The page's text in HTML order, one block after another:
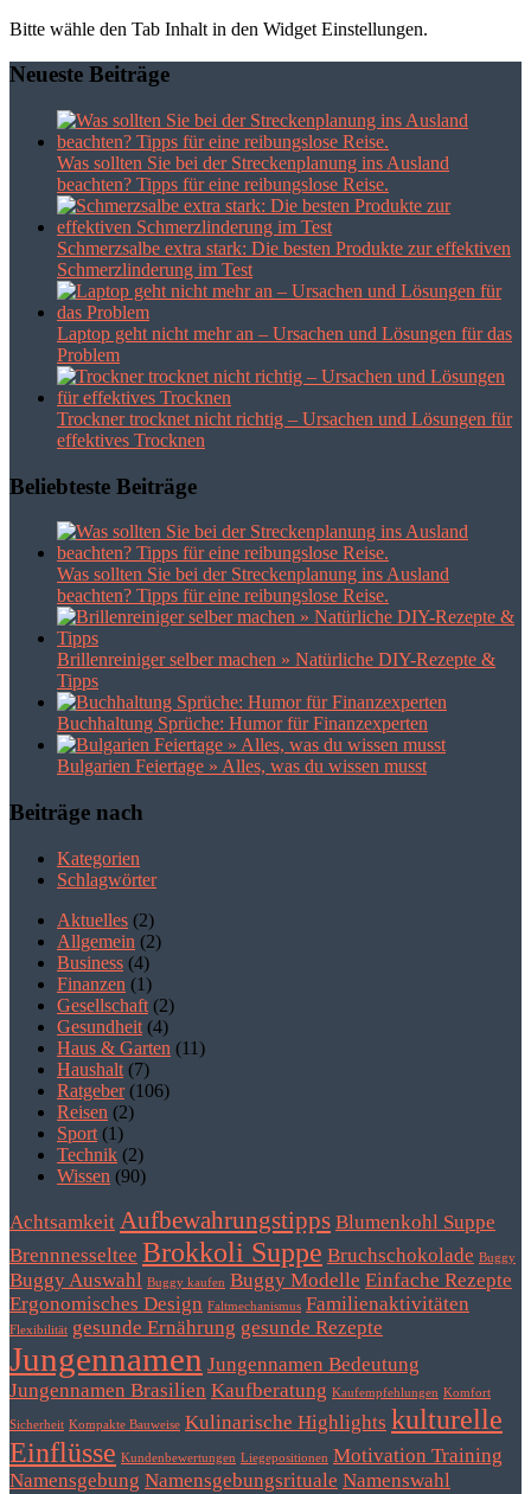
Bitte wähle den Tab Inhalt in den Widget Einstellungen.
Neueste Beiträge
Was sollten Sie bei der Streckenplanung ins Ausland
beachten? Tipps für eine reibungslose Reise.
Schmerzsalbe extra stark: Die besten Produkte zur effektiven
Schmerzlinderung im Test
Laptop geht nicht mehr an – Ursachen und Lösungen für das
Problem
Trockner trocknet nicht richtig – Ursachen und Lösungen für
effektives Trocknen
Beliebteste Beiträge
Was sollten Sie bei der Streckenplanung ins Ausland
beachten? Tipps für eine reibungslose Reise.
Brillenreiniger selber machen » Natürliche DIY-Rezepte &
Tipps
Buchhaltung Sprüche: Humor für Finanzexperten
Bulgarien Feiertage » Alles, was du wissen musst
Beiträge nach
Kategorien
Schlagwörter
Aktuelles (2)
Allgemein (2)
Business (4)
Finanzen (1)
Gesellschaft (2)
Gesundheit (4)
Haus & Garten (11)
Haushalt (7)
Ratgeber(106)
Reisen (2)
Sport (1)
Technik (2)
Wissen (90)
Achtsamkeit Aufbewahrungstipps Blumenkohl Suppe
Brennnesseltee Brokkoli Suppe Bruchschokolade Buggy
Buggy Auswahl Buggy kaufen Buggy Modelle Einfache Rezepte
Ergonomisches Design Faltmechanismus Familienaktivitäten
Flexibilität gesunde Ernährung gesunde Rezepte
Jungennamen Jungennamen Bedeutung
Jungennamen Brasilien Kaufberatung Kaufempfehlungen Komfort
Sicherheit Kompakte Bauweise Kulinarische Highlights kulturelle
Einflüsse Kundenbewertungen Liegepositionen Motivation Training
Namensgebung Namensgebungsrituale Namenswahl